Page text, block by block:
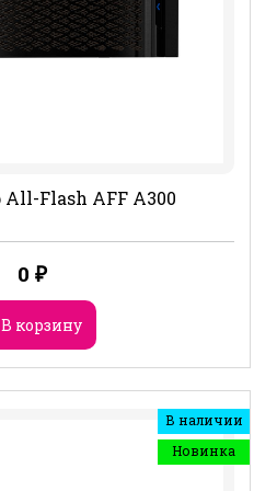
Flash AFF A300
0 ₽
В корзину
В наличии
Новинка